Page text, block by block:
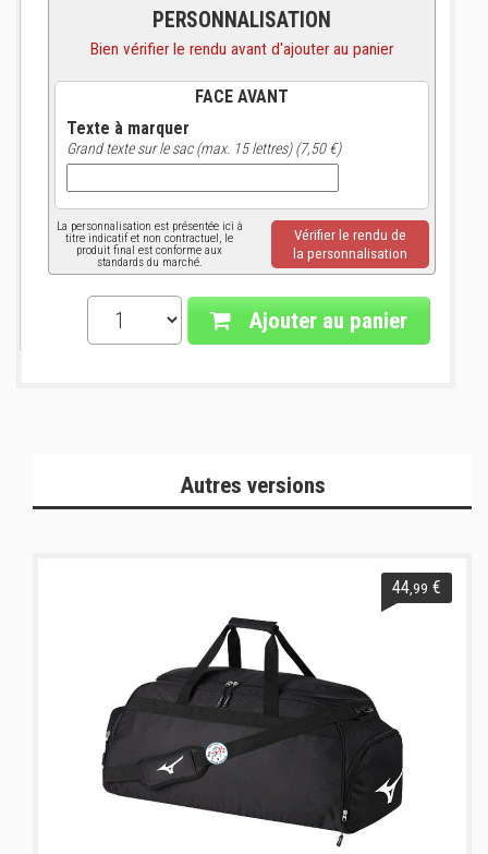
PERSONNALISATION
Bien vérifier le rendu avant d'ajouter au panier
FACE AVANT
Texte à marquer
Grand texte sur le sac (max. 15 lettres) (7,50 €)
La personnalisation est présentée ici à
titre indicatif et non contractuel, le
produit final est conforme aux
standards du marché.
Vérifier le rendu de
la personnalisation
Ajouter au panier
Autres versions
44,99 €